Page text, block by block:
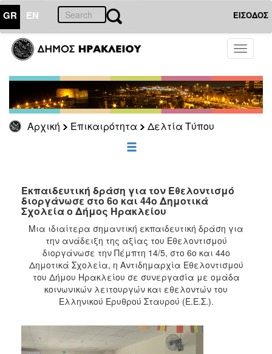
GR EN ΕΙΣΟΔΟΣ
Toggle
Αρχική Επικαιρότητα Δελτία Τύπου
ΕΠΙΚΑΙΡΟΤΗΤΑ
Τύπου
Αρχείο
ΕΠΙΣΚΕΠΤΗΣ
ΗΡΑΚΛΕΙΟ
Εκπαιδευτική δράση για τον Εθελοντισμό
διοργάνωσε στο 6ο και 44ο Δημοτικά
Σχολεία ο Δήμος Ηρακλείου ​
Μια ιδιαίτερα σημαντική εκπαιδευτική δράση για
την ανάδειξη της αξίας του Εθελοντισμού
διοργάνωσε την Πέμπτη 14/5, στο 6ο και 44ο
Δημοτικά Σχολεία, η Αντιδημαρχία Εθελοντισμού
του Δήμου Ηρακλείου σε συνεργασία με ομάδα
κοινωνικών λειτουργών και εθελοντών του
Ελληνικού Ερυθρού Σταυρού (Ε.Ε.Σ.).